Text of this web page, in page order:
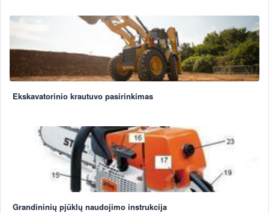
Ekskavatorinio krautuvo pasirinkimas
Grandininių pjūklų naudojimo instrukcija